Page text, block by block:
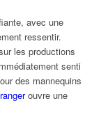
avec une
ressentir.
les productions
senti
des mannequins
ouvre une